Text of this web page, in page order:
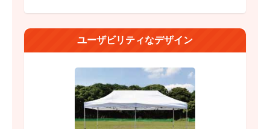
ユーザビリティなデザイン